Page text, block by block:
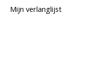
Mijn verlanglijst